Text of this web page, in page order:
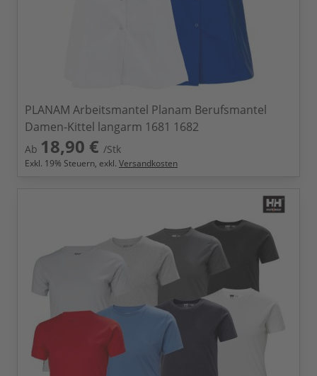
PLANAM Arbeitsmantel Planam Berufsmantel
Damen-Kittel langarm 1681 1682
Ab 18,90 € /Stk
Exkl. 19% Steuern, exkl. Versandkosten